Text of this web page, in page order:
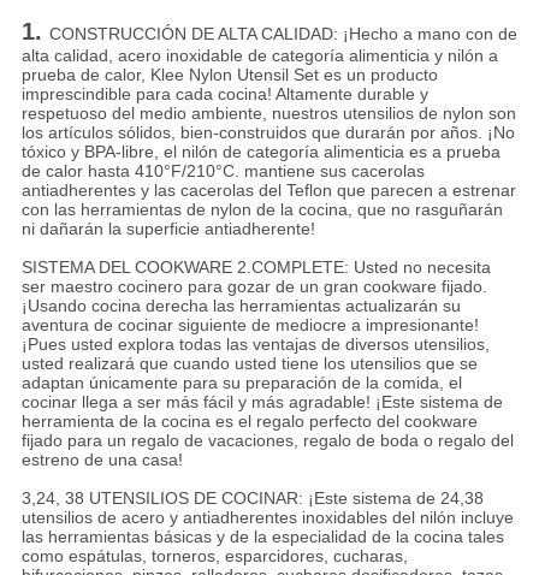
1. CONSTRUCCIÓN DE ALTA CALIDAD: ¡Hecho a mano con de
alta calidad, acero inoxidable de categoría alimenticia y nilón a
prueba de calor, Klee Nylon Utensil Set es un producto
imprescindible para cada cocina! Altamente durable y
respetuoso del medio ambiente, nuestros utensilios de nylon son
los artículos sólidos, bien-construidos que durarán por años. ¡No
tóxico y BPA-libre, el nilón de categoría alimenticia es a prueba
de calor hasta 410°F/210°C. mantiene sus cacerolas
antiadherentes y las cacerolas del Teflon que parecen a estrenar
con las herramientas de nylon de la cocina, que no rasguñarán
ni dañarán la superficie antiadherente!
SISTEMA DEL COOKWARE 2.COMPLETE: Usted no necesita
ser maestro cocinero para gozar de un gran cookware fijado.
¡Usando cocina derecha las herramientas actualizarán su
aventura de cocinar siguiente de mediocre a impresionante!
¡Pues usted explora todas las ventajas de diversos utensilios,
usted realizará que cuando usted tiene los utensilios que se
adaptan únicamente para su preparación de la comida, el
cocinar llega a ser más fácil y más agradable! ¡Este sistema de
herramienta de la cocina es el regalo perfecto del cookware
fijado para un regalo de vacaciones, regalo de boda o regalo del
estreno de una casa!
3,24, 38 UTENSILIOS DE COCINAR: ¡Este sistema de 24,38
utensilios de acero y antiadherentes inoxidables del nilón incluye
las herramientas básicas y de la especialidad de la cocina tales
como espátulas, torneros, esparcidores, cucharas,